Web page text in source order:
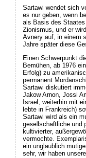
Sartawi wendet sich
es nur geben, wenn
als Basis des
Zionismus, und er
Avnery auf, in einem
Jahre später diese
Einen Schwerpunkt
Bemühen, ab 1976
Erfolg) zu
permanent
Sartawi diskutiert
Jakow Arnon, Jossi
Israel; weiterhin mit
lebte in Frankreich)
Sartawi wird als ein
gesellschaftliche und
kultivierter,
vermochte.
ein unglaublich
sehr, wir haben